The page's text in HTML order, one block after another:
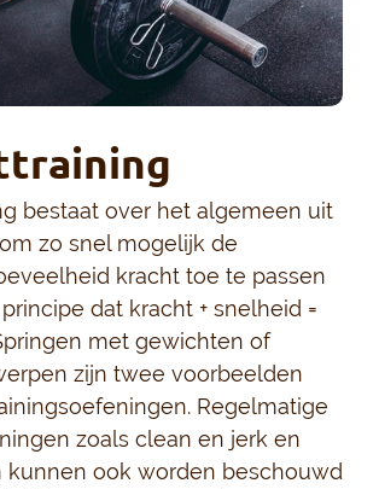
bestaat over het algemeen uit
zo snel mogelijk de
kracht toe te passen
dat kracht + snelheid =
met gewichten of
zijn twee voorbeelden
Regelmatige
zoals clean en jerk en
kunnen ook worden beschouwd